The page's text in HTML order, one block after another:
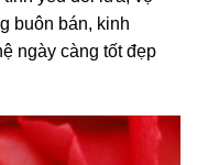
buôn bán, kinh
ngày càng tốt đẹp